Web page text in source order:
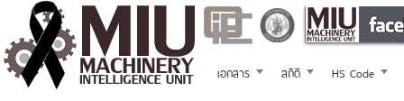
เอกสาร สถิติ HS Code